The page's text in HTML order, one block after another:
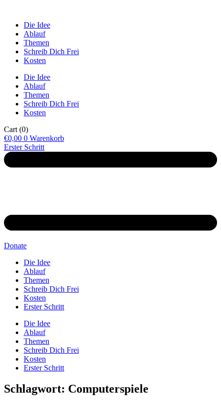
Die Idee
Ablauf
Themen
Schreib Dich Frei
Kosten
Die Idee
Ablauf
Themen
Schreib Dich Frei
Kosten
Cart (0)
€0,00 0 Warenkorb
Erster Schritt
Donate
Die Idee
Ablauf
Themen
Schreib Dich Frei
Kosten
Erster Schritt
Die Idee
Ablauf
Themen
Schreib Dich Frei
Kosten
Erster Schritt
Schlagwort: Computerspiele